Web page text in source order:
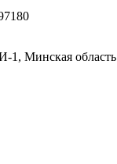
1, Минская область